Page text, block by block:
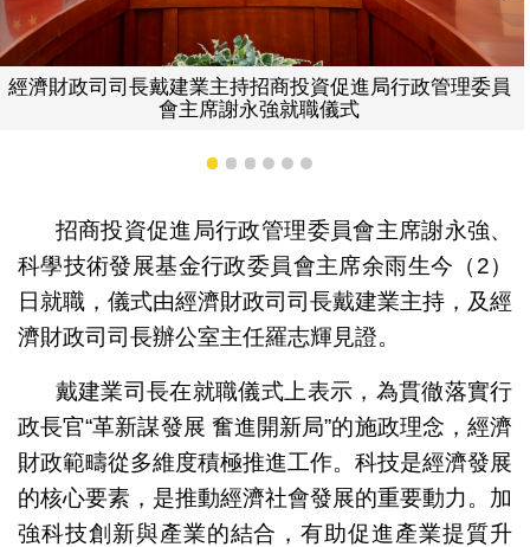
投資促進局行政管理委員
經濟財政司司長戴建業、司
資促進局行政管理委
1 2 3 4 5 6
招商投資促進局行政管理委員會主席謝永強、
科學技術發展基金行政委員會主席余雨生今（2）
日就職，儀式由經濟財政司司長戴建業主持，及經
濟財政司司長辦公室主任羅志輝見證。
戴建業司長在就職儀式上表示，為貫徹落實行
政長官“革新謀發展 奮進開新局”的施政理念，經濟
財政範疇從多維度積極推進工作。科技是經濟發展
的核心要素，是推動經濟社會發展的重要動力。加
強科技創新與產業的結合，有助促進產業提質升